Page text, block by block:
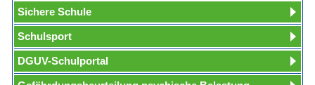
Sichere Schule
Schulsport
DGUV-Schulportal